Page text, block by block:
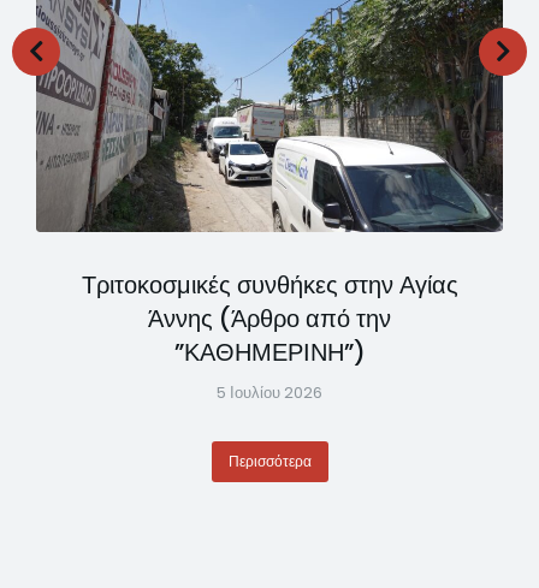
Τριτοκοσμικές συνθήκες στην Αγίας
Άννης (Άρθρο από την
”ΚΑΘΗΜΕΡΙΝΗ”)
5 Ιουλίου 2026
Περισσότερα